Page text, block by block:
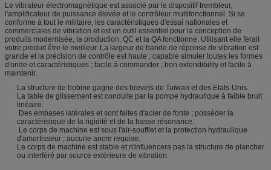
Le vibrateur électromagnétique est associé par le dispositif trembleur,
l'amplificateur de puissance élevée et le contrôleur multifonctionnel. Si se
conforme à tout le militaire, les caractéristiques d'essai nationales et
commerciales de vibration et est un outil essentiel pour la conception de
produits modernisée, la production, QC et la QA fonctionne. Utilisant elle ferait
votre produit être le meilleur. La largeur de bande de réponse de vibration est
grande et la précision de contrôle est haute ; capable simuler toutes les formes
d'onde et caractéristiques ; facile à commander ; bon extendibility et facile à
maintenir.
La structure de bobine gagne des brevets de Taïwan et des Etats-Unis.
La table de glissement est conduite par la pompe hydraulique à faible bruit
linéaire.
Des embases latérales et sont faites d'acier de fonte ; posséder la
caractéristique de la rigidité et de la basse résonance.
Le corps de machine est sous l'air-soufflet et la protection hydraulique
d'amortisseur ; aucune ancre requise.
Le corps de machine est stable et n'influencera pas la structure de plancher
ou interféré par source extérieure de vibration.